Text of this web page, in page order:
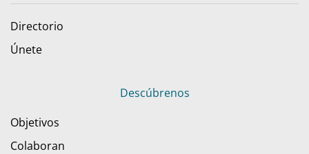
Directorio
Únete
Descúbrenos
Objetivos
Colaboran